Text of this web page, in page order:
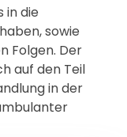
in die
sowie
Folgen. Der
auf den Teil
in der